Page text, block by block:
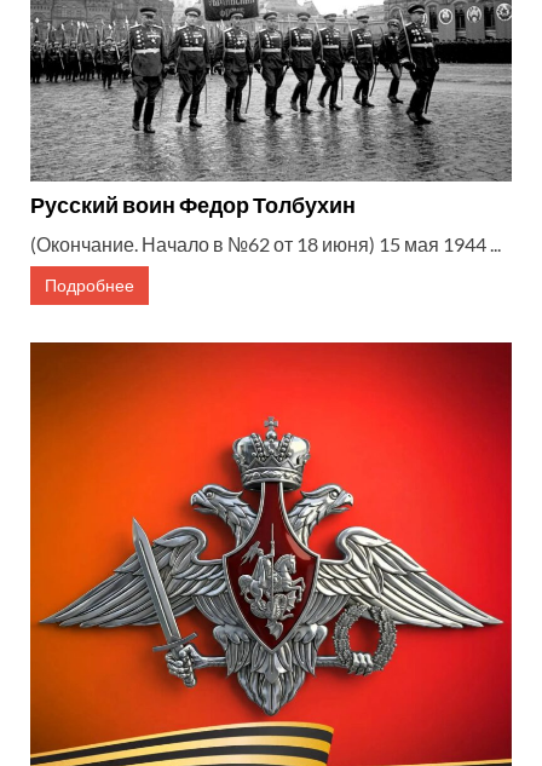
Русский воин Федор Толбухин
(Окончание. Начало в №62 от 18 июня) 15 мая 1944 ...
Подробнее